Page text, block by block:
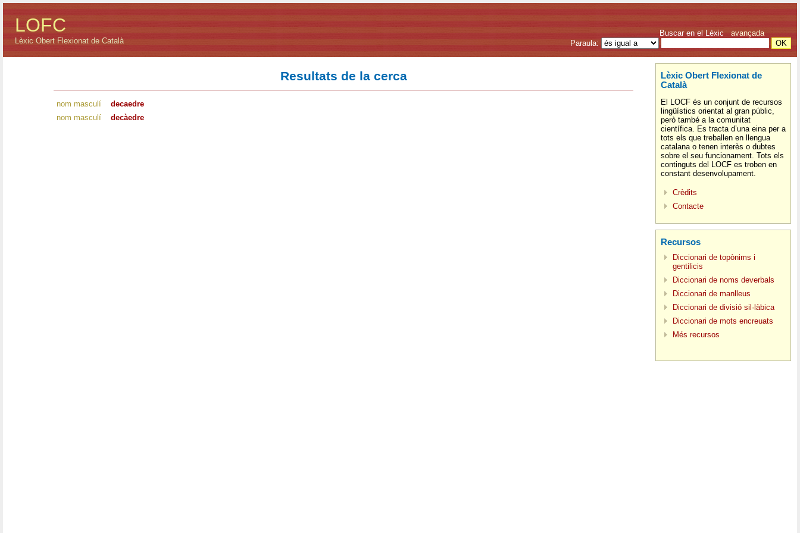
LOFC
Lèxic Obert Flexionat de Català
Buscar en el Lèxic avançada
Paraula:
Resultats de la cerca
nom masculí
decaedre
nom masculí
decàedre
Lèxic Obert Flexionat de
Català
El LOCF és un conjunt de recursos
lingüístics orientat al gran públic,
però també a la comunitat
científica. Es tracta d’una eina per a
tots els que treballen en llengua
catalana o tenen interès o dubtes
sobre el seu funcionament. Tots els
continguts del LOCF es troben en
constant desenvolupament.
Crèdits
Contacte
Recursos
Diccionari de topònims i
gentilicis
Diccionari de noms deverbals
Diccionari de manlleus
Diccionari de divisió sil·làbica
Diccionari de mots encreuats
Més recursos